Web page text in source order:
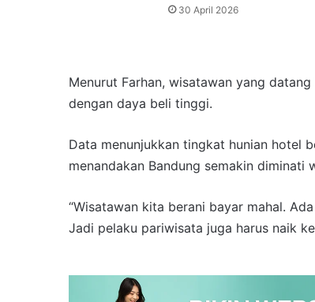
30 April 2026
Menurut Farhan, wisatawan yang
dengan daya beli tinggi.
Data menunjukkan tingkat hunian hotel
menandakan Bandung semakin diminati
“Wisatawan kita berani bayar mahal.
Jadi pelaku pariwisata juga harus naik